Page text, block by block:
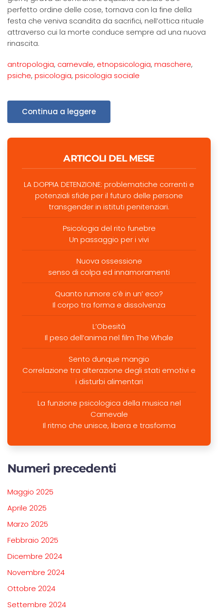
perfetto ordine delle cose, tornava con la fine della
festa che veniva scandita da sacrifici, nell’ottica rituale
attraverso cui la morte conduce sempre ad una nuova
rinascita.
antropologia, carnevale, etnopsicologia, maschere,
psiche, psicologia, psicologia sociale
Continua a leggere
ARTICOLI DEL MESE
LA DOPPIA DETENZIONE: problematiche correnti e
potenziali sfide per il futuro delle persone
transgender in istituti penitenziari.
Psicologia del rito funebre
Un passaggio per i vivi
Nuova ossessione
senso di colpa ed innamoramenti
Quanto rumore c’è in un’ eco?
Il corpo tra forma e dissolvenza
L’Obesità
Il peso dell’anima nel film The Whale
Sento dunque mangio
Correlazione tra alterazione degli stati emotivi e
i disturbi alimentari
La funzione psicologica della musica nel
Carnevale
Il ritmo che unisce, libera e trasforma
Numeri precedenti
Maggio 2025
Aprile 2025
Marzo 2025
Febbraio 2025
Dicembre 2024
Novembre 2024
Ottobre 2024
Settembre 2024